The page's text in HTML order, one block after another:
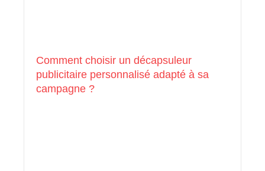
Comment choisir un décapsuleur
publicitaire personnalisé adapté à sa
campagne ?